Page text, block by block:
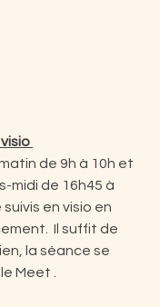
de 9h à 10h et
midi de 16h45 à
en visio en
Il suffit de
la séance se
Meet .